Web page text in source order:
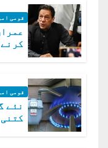
قومی
قومی
نئے